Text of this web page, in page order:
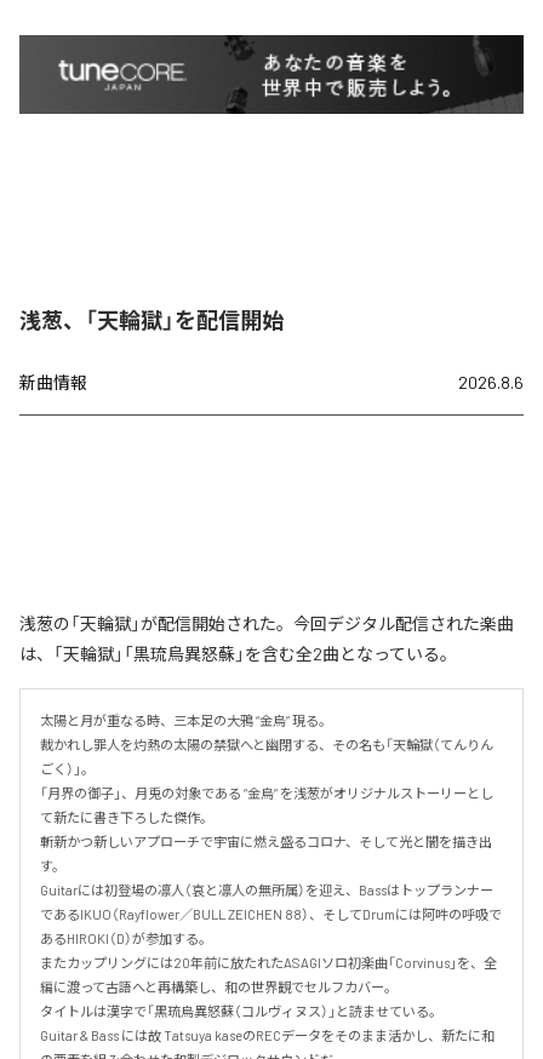
浅葱、「天輪獄」を配信開始
新曲情報 2026.8.6
浅葱の「天輪獄」が配信開始された。今回デジタル配信された楽曲
は、「天輪獄」「黒琉烏異怒蘇」を含む全2曲となっている。
太陽と月が重なる時、三本足の大鴉 “金烏” 現る。
裁かれし罪人を灼熱の太陽の禁獄へと幽閉する、その名も「天輪獄（てんりん
ごく）」。
「月界の御子」、月兎の対象である “金烏” を浅葱がオリジナルストーリーとし
て新たに書き下ろした傑作。
斬新かつ新しいアプローチで宇宙に燃え盛るコロナ、そして光と闇を描き出
す。
Guitarには初登場の凛人（哀と凛人の無所属）を迎え、Bassはトップランナー
であるIKUO（Rayflower／BULL ZEICHEN 88）、そしてDrumには阿吽の呼吸で
あるHIROKI（D）が参加する。
またカップリングには20年前に放たれたASAGIソロ初楽曲「Corvinus」を、全
編に渡って古語へと再構築し、和の世界観でセルフカバー。
タイトルは漢字で「黒琉烏異怒蘇（コルヴィヌス）」と読ませている。
Guitar & Bass には故 Tatsuya kaseのRECデータをそのまま活かし、新たに和